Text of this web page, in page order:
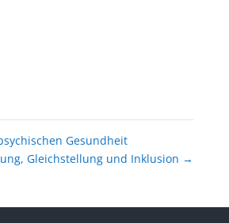
Gesundheit
Gleichstellung und Inklusion →